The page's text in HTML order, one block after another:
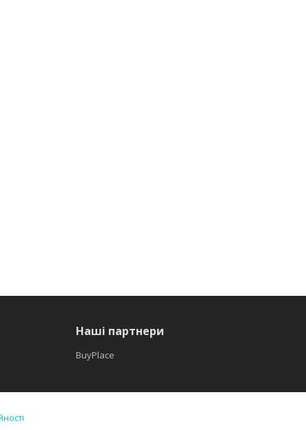
Наші партнери
BuyPlace